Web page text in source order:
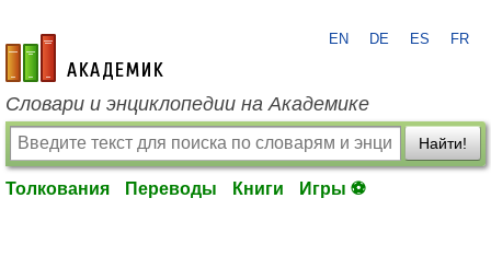
academic.ru
EN DE ES FR
Словари и энциклопедии на Академике
Найти!
Толкования Переводы Книги Игры ⚽